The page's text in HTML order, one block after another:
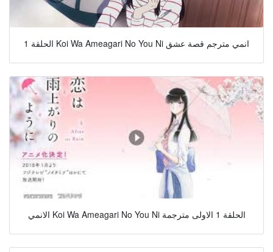
الحلقة 1 Koi Wa Ameagari No You Ni انمي مترجم قصة عشق
الانمي Koi Wa Ameagari No You Ni الحلقة 1 الاولى مترجمة